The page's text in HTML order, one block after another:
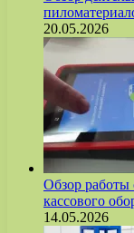
20.05.2026
Обзор работы
кассового
14.05.2026